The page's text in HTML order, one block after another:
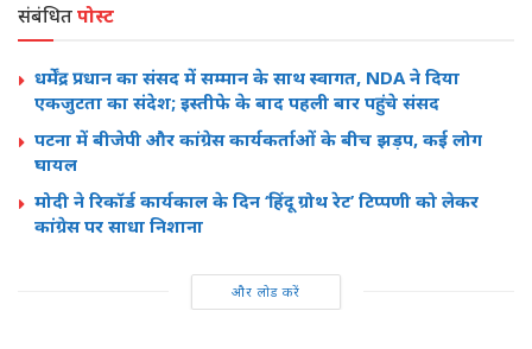
संबंधितपोस्ट
धर्मेंद्र प्रधान का संसद में सम्मान के साथ स्वागत, NDA ने दिया
एकजुटता का संदेश; इस्तीफे के बाद पहली बार पहुंचे संसद
पटना में बीजेपी और कांग्रेस कार्यकर्ताओं के बीच झड़प, कई लोग
घायल
मोदी ने रिकॉर्ड कार्यकाल के दिन ‘हिंदू ग्रोथ रेट’ टिप्पणी को लेकर
कांग्रेस पर साधा निशाना
और लोड करें